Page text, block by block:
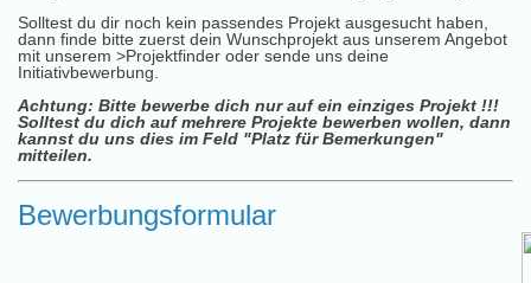
Solltest du dir noch kein passendes Projekt ausgesucht haben,
dann finde bitte zuerst dein Wunschprojekt aus unserem Angebot
mit unserem >Projektfinder oder sende uns deine
Initiativbewerbung
Achtung: Bitte bewerbe dich nur auf ein einziges Projekt !!!
Solltest du dich auf mehrere Projekte bewerben wollen, dann
kannst du uns dies im Feld "Platz für Bemerkungen"
mitteilen.
Bewerbungsformular